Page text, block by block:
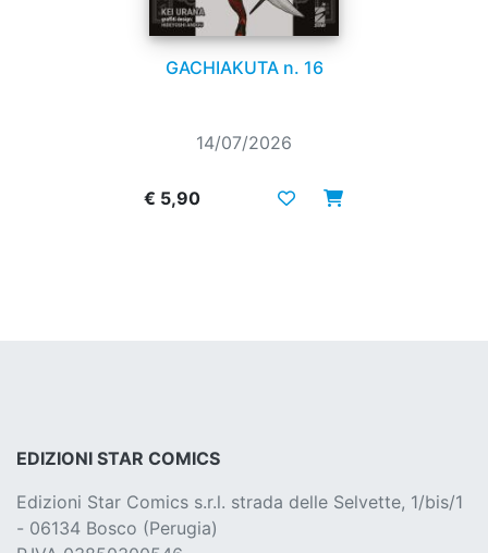
GACHIAKUTA n. 16
14/07/2026
€ 5,90
EDIZIONI STAR COMICS
Edizioni Star Comics s.r.l. strada delle Selvette, 1/bis/1
- 06134 Bosco (Perugia)